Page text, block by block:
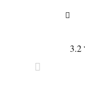
מברשת פן עגולה קרמית בקוטר 3.2